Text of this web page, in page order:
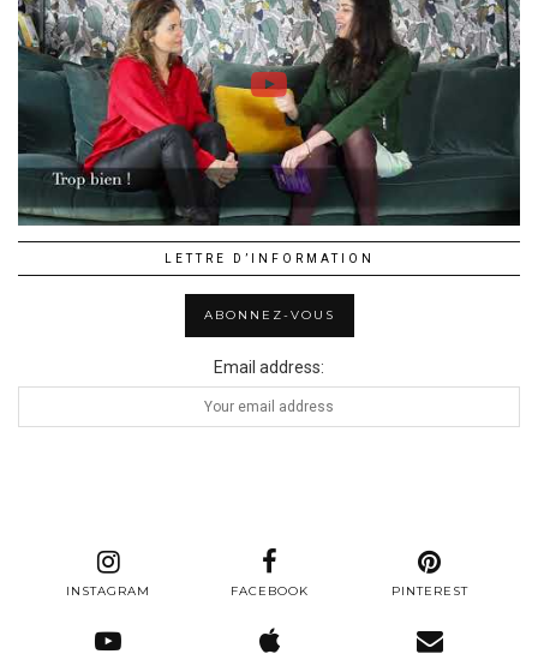
LETTRE D’INFORMATION
Email address:
INSTAGRAM FACEBOOK PINTEREST